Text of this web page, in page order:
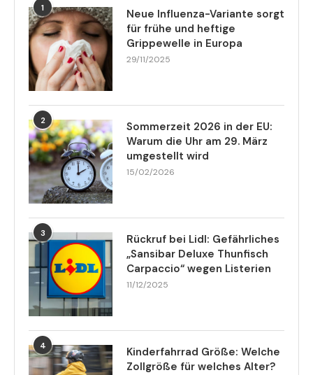
1
Neue Influenza-Variante sorgt
für frühe und heftige
Grippewelle in Europa
29/11/2025
2
Sommerzeit 2026 in der EU:
Warum die Uhr am 29. März
umgestellt wird
15/02/2026
3
Rückruf bei Lidl: Gefährliches
„Sansibar Deluxe Thunfisch
Carpaccio“ wegen Listerien
11/12/2025
4
Kinderfahrrad Größe: Welche
Zollgröße für welches Alter?